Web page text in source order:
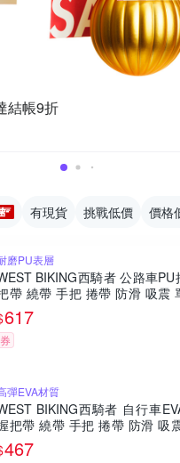
結帳9折
有現貨 挑戰低價 價格
磨PU表層
BIKING西騎者 公路車
帶 繞帶 手把 捲帶 防滑 吸震
帶 腳踏車
617
券
彈EVA材質
BIKING西騎者 自行車
把帶 繞帶 手把 捲帶 防滑 吸
覆帶 腳踏車
467